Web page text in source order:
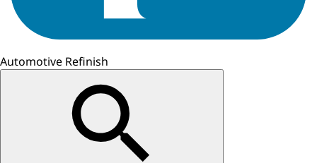
Automotive Refinish